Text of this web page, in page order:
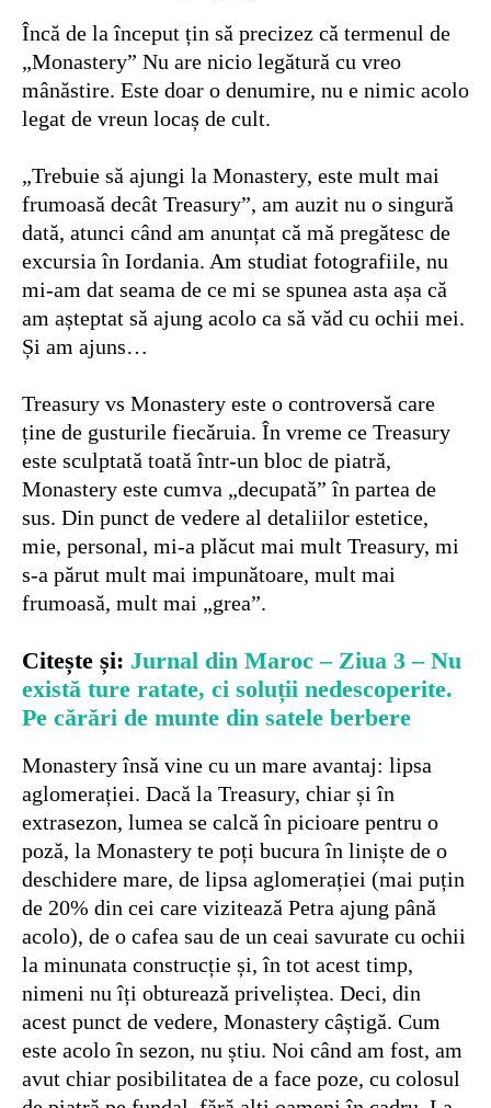
Încă de la început țin să precizez că termenul de
„Monastery” Nu are nicio legătură cu vreo
mânăstire. Este doar o denumire, nu e nimic acolo
legat de vreun locaș de cult.
„Trebuie să ajungi la Monastery, este mult mai
frumoasă decât Treasury”, am auzit nu o singură
dată, atunci când am anunțat că mă pregătesc de
excursia în Iordania. Am studiat fotografiile, nu
mi-am dat seama de ce mi se spunea asta așa că
am așteptat să ajung acolo ca să văd cu ochii mei.
Și am ajuns…
Treasury vs Monastery este o controversă care
ține de gusturile fiecăruia. În vreme ce Treasury
este sculptată toată într-un bloc de piatră,
Monastery este cumva „decupată” în partea de
sus. Din punct de vedere al detaliilor estetice,
mie, personal, mi-a plăcut mai mult Treasury, mi
s-a părut mult mai impunătoare, mult mai
frumoasă, mult mai „grea”.
Citește și: Jurnal din Maroc – Ziua 3 – Nu
există ture ratate, ci soluții nedescoperite.
Pe cărări de munte din satele berbere
Monastery însă vine cu un mare avantaj: lipsa
aglomerației. Dacă la Treasury, chiar și în
extrasezon, lumea se calcă în picioare pentru o
poză, la Monastery te poți bucura în liniște de o
deschidere mare, de lipsa aglomerației (mai puțin
de 20% din cei care vizitează Petra ajung până
acolo), de o cafea sau de un ceai savurate cu ochii
la minunata construcție și, în tot acest timp,
nimeni nu îți obturează priveliștea. Deci, din
acest punct de vedere, Monastery câștigă. Cum
este acolo în sezon, nu știu. Noi când am fost, am
avut chiar posibilitatea de a face poze, cu colosul